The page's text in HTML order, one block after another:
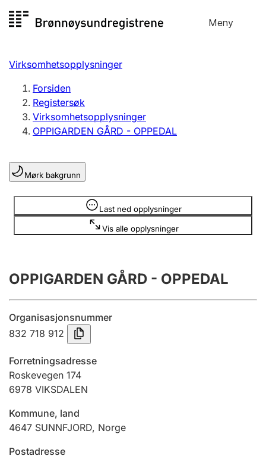
til
Meny
Registersøk
Aksjeselskap
Enkeltpersonforetak
Registrere, endre, slette
Lag og forening
Registrere, endre, slette
Årsregnskap
Innsending og forsinkelsesgebyr
Tinglysing
Jeger
Ektepaktveileder
Virksomhetsopplysninger
Forsiden
Registersøk
Virksomhetsopplysninger
OPPIGARDEN GÅRD - OPPEDAL
Mørk bakgrunn
Last ned opplysninger
Vis alle opplysninger
Opplysninger er skjult
OPPIGARDEN GÅRD - OPPEDAL
Organisasjonsnummer
832 718 912
Forretningsadresse
Roskevegen 174
6978 VIKSDALEN
Kommune, land
4647 SUNNFJORD, Norge
Postadresse